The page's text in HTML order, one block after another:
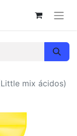
mix ácidos)